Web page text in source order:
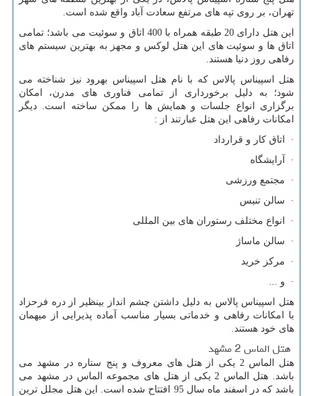
تهران، بر روی تپه های مرتفع سعادت آباد واقع شده است.
این هتل دارای 20 طبقه همراه با 400 اتاق و سوئیت می باشد؛ تمامی
اتاق ها و سوئیت های این هتل لوکس و مجهز به بهترین سیستم های
رفاهی روز دنیا هستند.
هتل اسپیناس پالاس که با نام هتل اسپیناس بهرود نیز شناخته می
شود؛ به دلیل برخورداری از تمامی فناوری های مدرن، امکان
برگزاری انواع جلسات و همایش ها را ممکن ساخته است. دیگر
امکانات رفاهی این هتل عبارتند از :
· اتاق کار و قرارداد
· آرایشگاه
· مجتمع ورزشی
· سالن تنیس
· انواع مختلف رستوران های بین المللی
· سالن ماساژ
· مرکز خرید
· و ...
هتل اسپیناس پالاس به دلیل داشتن چشم انداز بینظیر از دره فرحزاد
با امکانات رفاهی و خدماتی بسیار مناسب آماده پذیرایی از میهمان
های خود هستند.
هتل الماس 2 مشهد
هتل الماس 2 یکی از هتل های معروف و پنج ستاره در مشهد می
باشد. هتل الماس 2 یکی از هتل های مجموعه الماس در مشهد می
باشد که در اسفند ماه سال 95 افتتاح شده است. این هتل مجلل ترین